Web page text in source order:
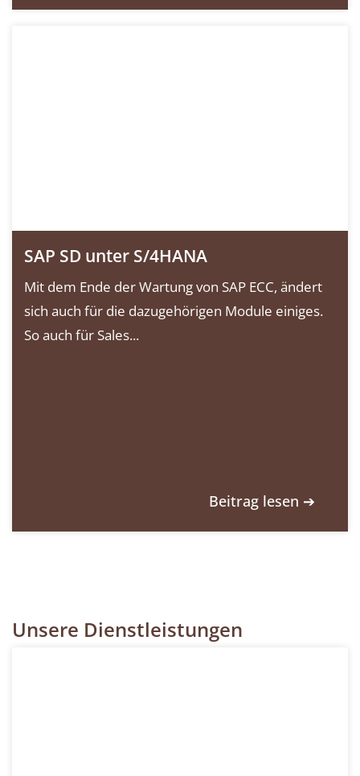
SAP SD unter S/4HANA
Mit dem Ende der Wartung von SAP ECC, ändert
sich auch für die dazugehörigen Module einiges.
So auch für Sales...
Beitrag lesen ➔
Unsere Dienstleistungen